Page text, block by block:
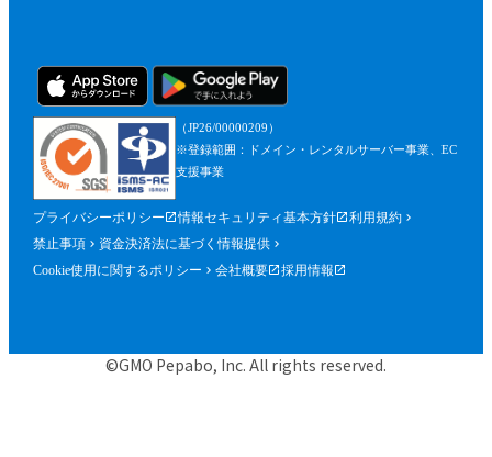
（JP26/00000209）
※登録範囲：ドメイン・レンタルサーバー事業、EC
支援事業
プライバシーポリシー 情報セキュリティ基本方針
利用規約
禁止事項
資金決済法に基づく情報提供
Cookie使用に関するポリシー
会社概要 採用情報
©GMO Pepabo, Inc. All rights reserved.